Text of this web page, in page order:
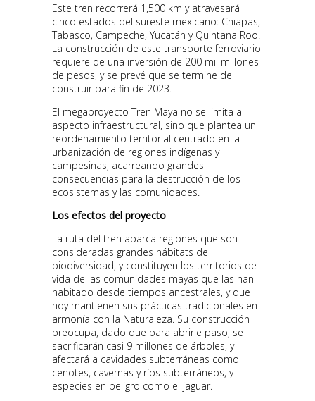
Este tren recorrerá 1,500 km y atravesará
cinco estados del sureste mexicano: Chiapas,
Tabasco, Campeche, Yucatán y Quintana Roo.
La construcción de este transporte ferroviario
requiere de una inversión de 200 mil millones
de pesos, y se prevé que se termine de
construir para fin de 2023.
El megaproyecto Tren Maya no se limita al
aspecto infraestructural, sino que plantea un
reordenamiento territorial centrado en la
urbanización de regiones indígenas y
campesinas, acarreando grandes
consecuencias para la destrucción de los
ecosistemas y las comunidades.
Los efectos del proyecto
La ruta del tren abarca regiones que son
consideradas grandes hábitats de
biodiversidad, y constituyen los territorios de
vida de las comunidades mayas que las han
habitado desde tiempos ancestrales, y que
hoy mantienen sus prácticas tradicionales en
armonía con la Naturaleza. Su construcción
preocupa, dado que para abrirle paso, se
sacrificarán casi 9 millones de árboles, y
afectará a cavidades subterráneas como
cenotes, cavernas y ríos subterráneos, y
especies en peligro como el jaguar.